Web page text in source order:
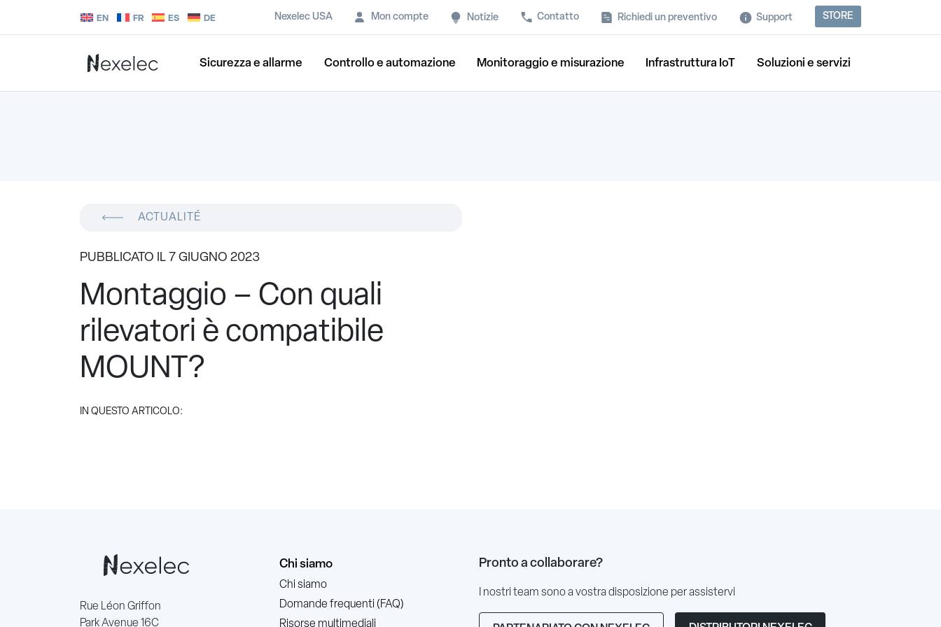
EN FR ES DE Nexelec USA Mon compte Notizie Contatto Richiedi un preventivo Support STORE
Sicurezza e allarme Controllo e automazione Monitoraggio e misurazione Infrastruttura IoT Soluzioni e servizi
ACTUALITÉ
PUBBLICATO IL 7 GIUGNO 2023
Montaggio – Con quali
rilevatori è compatibile
MOUNT?
IN QUESTO ARTICOLO:
Rue Léon Griffon
Park Avenue 16C
Chi siamo
Chi siamo
Domande frequenti (FAQ)
Risorse multimediali
Pronto a collaborare?
I nostri team sono a vostra disposizione per assistervi